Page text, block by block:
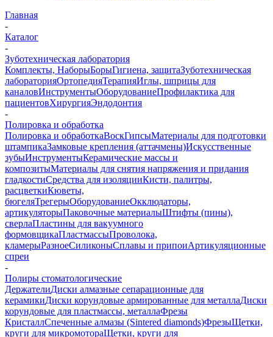
Главная
-
Каталог
-
Зуботехническая лаборатория
Комплекты, НаборыБорыГигиена, защитаЗуботехническая
лабораторияОртопедияТерапияИглы, шприцы для
каналовИнструментыОборудованиеПрофилактика для
пациентовХирургияЭндодонтия
-
Полировка и обработка
Полировка и обработкаВоскГипсыМатериалы для подготовки
штампикаЗамковые крепления (аттачмены)Искусственные
зубыИнструментыКерамические массы и
композитыМатериалы для снятия напряжения и придания
гладкостиСредства для изоляцииКисти, палитры,
расцветкиКюветы,
бюгеляТрегерыОборудованиеОкклюдаторы,
артикуляторыПаковочные материалыШтифты (пины),
сверлаПластины для вакуумного
формовщикаПластмассыПроволока,
кламерыРазноеСиликоныСплавы и припоиАртикуляционные
спреи
-
Полиры стоматологические
ДержателиДиски алмазные сепарационные для
керамикиДиски корундовые армированные для металлаДиски
корундовые для пластмассы, металлаФрезы
КристаллСпеченные алмазы (Sintered diamonds)ФрезыЩетки,
круги для микромотораЩетки, круги для